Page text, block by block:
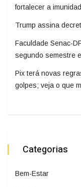
fortalecer a
Trump assina
Faculdade Senac-
segundo semestre
Pix terá novas
golpes; veja o que
Categorias
Bem-Estar